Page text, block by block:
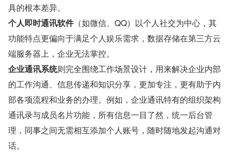
具的根本差异。
个人即时通讯软件（如微信、QQ）以个人社交为中心，其
功能特点更偏向于满足个人娱乐需求，数据存储在第三方云
端服务器上，企业无法掌控。
企业通讯系统则完全围绕工作场景设计，用来解决企业内部
的工作沟通、信息传递和知识分享，更加专注，更有助于内
部各项流程和业务的办理。例如，企业通讯特有的组织架构
通讯录与成员名片功能，所有信息一目了然，统一后台管
理，同事之间无需相互添加个人账号，随时随地发起沟通对
话。